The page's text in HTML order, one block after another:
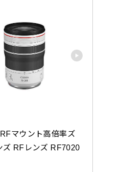
マウント高倍率ズ
ズ RFレンズ RF7020